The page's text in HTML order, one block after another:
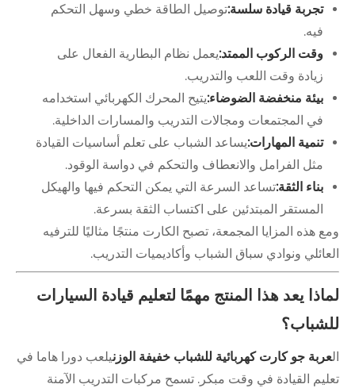
تجربة قيادة سلسة:توصيل الطاقة خطي وسهل التحكم
فيه.
وقت الركوب الممتد:يعمل نظام البطارية الفعال على
زيادة وقت اللعب والتدريب.
بيئة منخفضة الضوضاء:يتيح المحرك الكهربائي استخدامه
في المجتمعات ومجالات التدريب والمسارات الداخلية.
تنمية المهارات:يساعد الشباب على تعلم أساسيات القيادة
مثل الفرامل والانعطاف والتحكم في دواسة الوقود.
بناء الثقة:تساعد السرعة التي يمكن التحكم فيها والهيكل
المستقر المبتدئين على اكتساب الثقة بسرعة.
ومع هذه المزايا المجمعة، تصبح الكارت منتجًا مثاليًا للترفيه
العائلي ونوادي سباق الشباب وأكاديميات التدريب.
لماذا يعد هذا المنتج مهمًا لتعليم قيادة السيارات
للشباب؟
العربة جو كارت كهربائية للشباب خفيفة الوزنيلعب دورا هاما في
تعليم القيادة في وقت مبكر. تسمح مركبات التدريب الآمنة